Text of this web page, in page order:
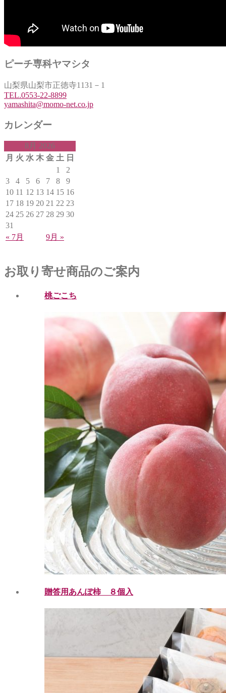
ピーチ専科ヤマシタ
山梨県山梨市正徳寺1131－1
TEL.0553-22-8899
yamashita@momo-net.co.jp
カレンダー
8月 2026
月 火 水 木 金 土 日
1
2
3
4 5 6 7 8
9
10 11 12 13 14 15 16
17 18 19 20 21 22 23
24 25 26 27 28 29 30
31
« 7月
9月 »
お取り寄せ商品のご案内
桃ごこち
贈答用あんぽ柿 ８個入